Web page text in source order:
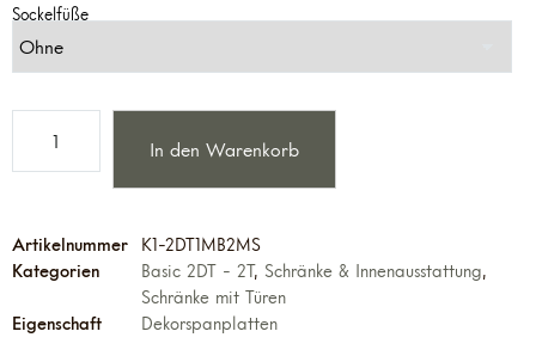
Sockelfüße
In den Warenkorb
Artikelnummer
K1-2DT1MB2MS
Kategorien
Basic 2DT - 2T, Schränke & Innenausstattung,
Schränke mit Türen
Eigenschaft
Dekorspanplatten